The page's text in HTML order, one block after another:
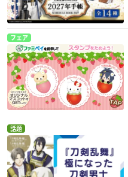
フェア
話題